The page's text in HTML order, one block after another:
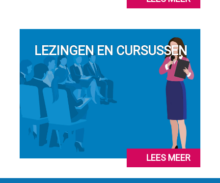
LEZINGEN EN CURSUSSEN
LEES MEER